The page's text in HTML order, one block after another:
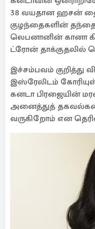
38 வயதான ஹசன்
குழந்தைகளின்
லெபனானின் கானா
ட்ரோன் தாக்குதலில்
இச்சம்பவம் குறித்து
இஸ்ரேலிடம்
கனடா பிரஜையின்
அனைத்துத்
வருகிறோம் என